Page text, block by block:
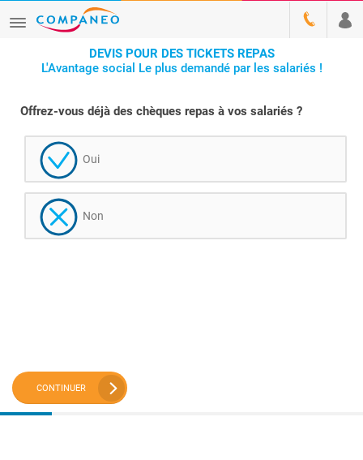
DEVIS POUR DES TICKETS REPAS
L'Avantage social Le plus demandé par les salariés !
Offrez-vous déjà des chèques repas à vos salariés ?
Oui
Non
CONTINUER